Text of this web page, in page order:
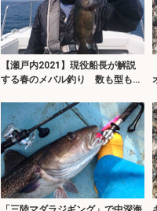
【瀬戸内2021】現役船長が解説
する春のメバル釣り 数も型も狙